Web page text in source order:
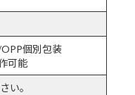
個別包装
可能
い。